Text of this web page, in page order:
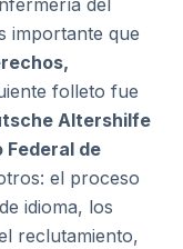
del
importante que
folleto fue
Altershilfe
Federal de
el proceso
idioma, los
reclutamiento,